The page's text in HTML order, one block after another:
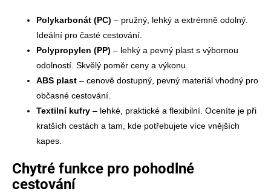
Polykarbonát (PC) – pružný, lehký a extrémně odolný.
Ideální pro časté cestování.
Polypropylen (PP) – lehký a pevný plast s výbornou
odolností. Skvělý poměr ceny a výkonu.
ABS plast – cenově dostupný, pevný materiál vhodný pro
občasné cestování.
Textilní kufry – lehké, praktické a flexibilní. Oceníte je při
kratších cestách a tam, kde potřebujete více vnějších
kapes.
Chytré funkce pro pohodlné
cestování